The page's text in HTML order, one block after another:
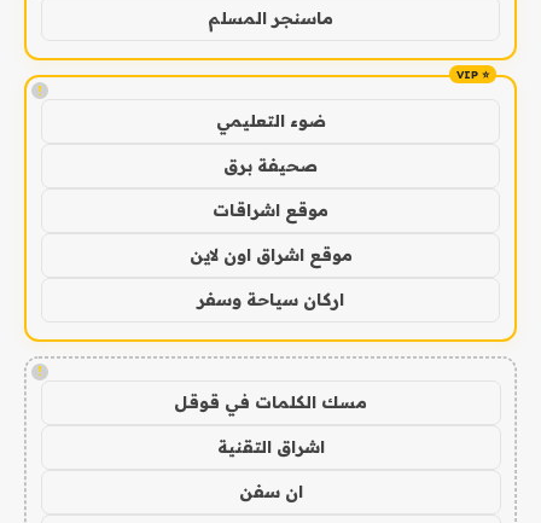
ماسنجر المسلم
!
ضوء التعليمي
صحيفة برق
موقع اشراقات
موقع اشراق اون لاين
اركان سياحة وسفر
!
مسك الكلمات في قوقل
اشراق التقنية
ان سفن